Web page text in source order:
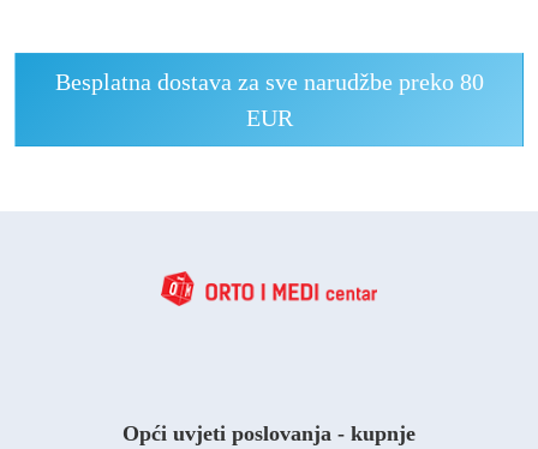
Besplatna dostava za sve narudžbe preko 80
EUR
Opći uvjeti poslovanja - kupnje